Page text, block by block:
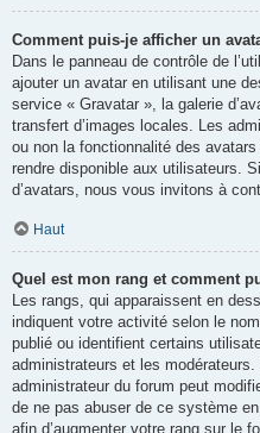
Comment puis-je afficher un
Dans le panneau de contrôle de
ajouter un avatar en utilisant une
service « Gravatar », la galerie
transfert d’images locales. Les
ou non la fonctionnalité des
rendre disponible aux utilisateurs.
d’avatars, nous vous invitons à
Haut
Quel est mon rang et comment
Les rangs, qui apparaissent en
indiquent votre activité selon le
publié ou identifient certains
administrateurs et les
administrateur du forum peut
de ne pas abuser de ce système
afin d’augmenter votre rang sur le